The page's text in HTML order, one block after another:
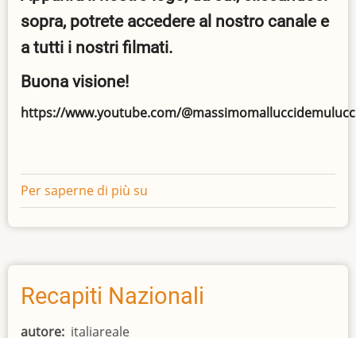
sopra, potrete accedere al nostro canale e
a tutti i nostri filmati.
Buona visione!
https://www.youtube.com/
Per saperne di più su
ON
LINE
Recapiti Nazionali
autore italiareale